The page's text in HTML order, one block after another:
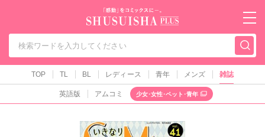
秋水社PLUS（テ
TOP TL BL レディース 青年 メンズ 雑誌
英語版 アムコミ 少女･女性･ペット･青年